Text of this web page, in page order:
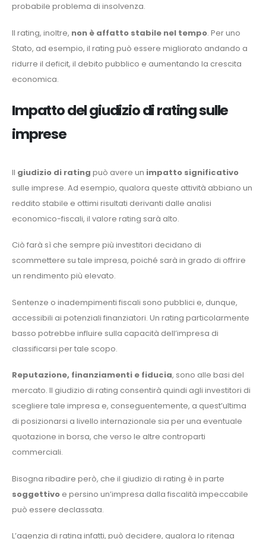
probabile problema di insolvenza.
Il rating, inoltre, non è affatto stabile nel tempo. Per uno
Stato, ad esempio, il rating può essere migliorato andando a
ridurre il deficit, il debito pubblico e aumentando la crescita
economica.
Impatto del giudizio di rating sulle
imprese
Il giudizio di rating può avere un impatto significativo
sulle imprese. Ad esempio, qualora queste attività abbiano un
reddito stabile e ottimi risultati derivanti dalle analisi
economico-fiscali, il valore rating sarà alto.
Ciò farà sì che sempre più investitori decidano di
scommettere su tale impresa, poiché sarà in grado di offrire
un rendimento più elevato.
Sentenze o inadempimenti fiscali sono pubblici e, dunque,
accessibili ai potenziali finanziatori. Un rating particolarmente
basso potrebbe influire sulla capacità dell’impresa di
classificarsi per tale scopo.
Reputazione, finanziamenti e fiducia, sono alle basi del
mercato. Il giudizio di rating consentirà quindi agli investitori di
scegliere tale impresa e, conseguentemente, a quest’ultima
di posizionarsi a livello internazionale sia per una eventuale
quotazione in borsa, che verso le altre controparti
commerciali.
Bisogna ribadire però, che il giudizio di rating è in parte
soggettivo e persino un’impresa dalla fiscalità impeccabile
può essere declassata.
L’agenzia di rating infatti, può decidere, qualora lo ritenga